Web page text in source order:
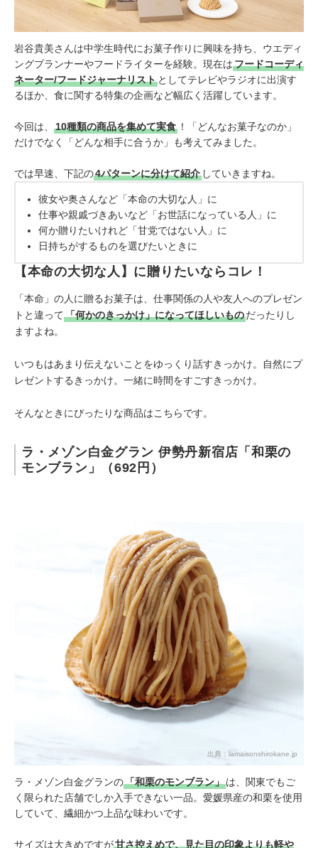
岩谷貴美さんは中学生時代にお菓子作りに興味を持ち、ウエディ
ングプランナーやフードライターを経験。現在はフードコーディ
ネーター/フードジャーナリスト としてテレビやラジオに出演す
るほか、食に関する特集の企画など幅広く活躍しています。
今回は、 10種類の商品を集めて実食 ！「どんなお菓子なのか」
だけでなく「どんな相手に合うか」も考えてみました。
では早速、下記の4パターンに分けて紹介 していきますね。
彼女や奥さんなど「本命の大切な人」に
仕事や親戚づきあいなど「お世話になっている人」に
何か贈りたいけれど「甘党ではない人」に
日持ちがするものを選びたいときに
【本命の大切な人】に贈りたいならコレ！
「本命」の人に贈るお菓子は、仕事関係の人や友人へのプレゼン
トと違って「何かのきっかけ」になってほしいものだったりし
ますよね。
いつもはあまり伝えないことをゆっくり話すきっかけ。自然にプ
レゼントするきっかけ。一緒に時間をすごすきっかけ。
そんなときにぴったりな商品はこちらです。
ラ・メゾン白金グラン 伊勢丹新宿店「和栗の
モンブラン」（692円）
出典： lamaisonshirokane.jp
ラ・メゾン白金グランの「和栗のモンブラン」は、関東でもご
く限られた店舗でしか入手できない一品。愛媛県産の和栗を使用
していて、繊細かつ上品な味わいです。
サイズは大きめですが甘さ控えめで、見た目の印象よりも軽や